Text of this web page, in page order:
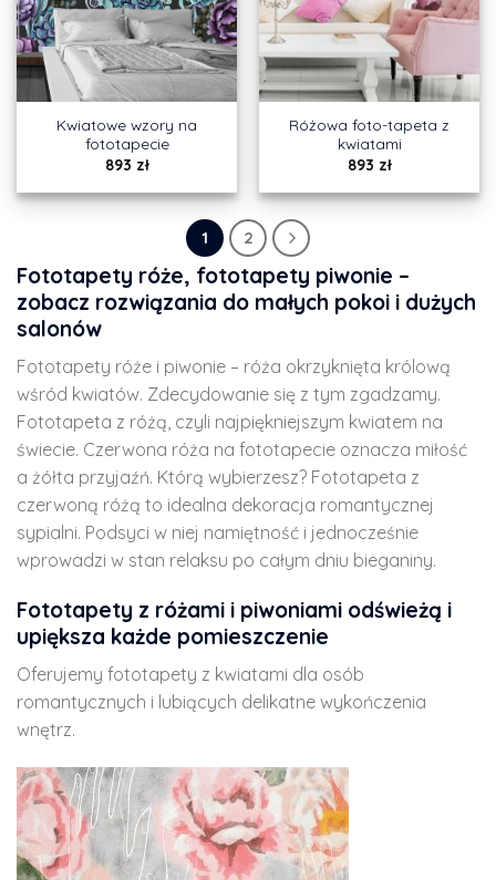
Kwiatowe wzory na
fototapecie
893 zł
Różowa foto-tapeta z
kwiatami
893 zł
1 2
Fototapety róże, fototapety piwonie –
zobacz rozwiązania do małych pokoi i dużych
salonów
Fototapety róże i piwonie – róża okrzyknięta królową
wśród kwiatów. Zdecydowanie się z tym zgadzamy.
Fototapeta z różą, czyli najpiękniejszym kwiatem na
świecie. Czerwona róża na fototapecie oznacza miłość
a żółta przyjaźń. Którą wybierzesz? Fototapeta z
czerwoną różą to idealna dekoracja romantycznej
sypialni. Podsyci w niej namiętność i jednocześnie
wprowadzi w stan relaksu po całym dniu bieganiny.
Fototapety z różami i piwoniami odświeżą i
upiększa każde pomieszczenie
Oferujemy fototapety z kwiatami dla osób
romantycznych i lubiących delikatne wykończenia
wnętrz.